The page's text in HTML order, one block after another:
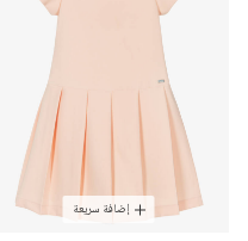
إضافة سريعة